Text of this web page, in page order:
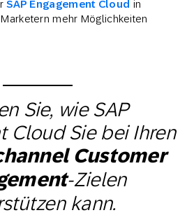
SAP Engagement Cloud in
mehr Möglichkeiten
Sie, wie SAP
Cloud Sie bei Ihren
Customer
-Zielen
kann.